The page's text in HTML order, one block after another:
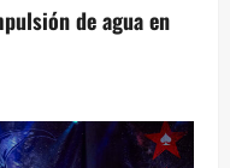
de agua en